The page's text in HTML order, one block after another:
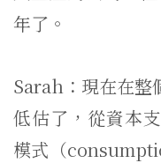
年了。
Sarah：現在在整
低估了，從資本
模式（